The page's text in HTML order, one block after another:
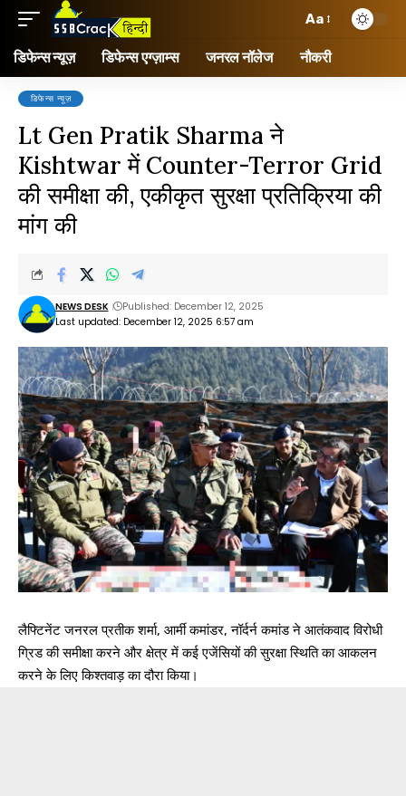
Aa
डिफेन्स न्यूज़ डिफेन्स एग्ज़ाम्स जनरल नॉलेज नौकरी
डिफेन्स न्यूज़
Lt Gen Pratik Sharma ने
Kishtwar में Counter-Terror Grid
की समीक्षा की, एकीकृत सुरक्षा प्रतिक्रिया की
मांग की
Last updated: December 12, 2025 6:57 am
NEWS DESK Published: December 12, 2025
लैफ्टिनेंट जनरल प्रतीक शर्मा, आर्मी कमांडर, नॉर्दर्न कमांड ने आतंकवाद विरोधी
ग्रिड की समीक्षा करने और क्षेत्र में कई एजेंसियों की सुरक्षा स्थिति का आकलन
करने के लिए किश्तवाड़ का दौरा किया।